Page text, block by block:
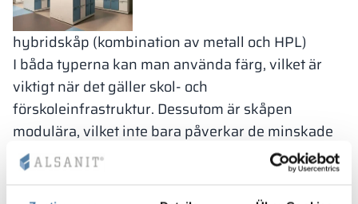
hybridskåp (kombination av metall och HPL)
I båda typerna kan man använda färg, vilket är
viktigt när det gäller skol- och
förskoleinfrastruktur. Dessutom är skåpen
modulära, vilket inte bara påverkar de minskade
produktionskostnaderna utan också gör det enkelt
att byta ut vid skada på enskilda delar (t.ex. byte
av front eller sliten gångjärn). I skolor fungerar